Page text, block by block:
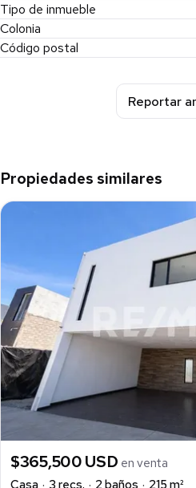
Tipo de inmueble
Colonia
Código postal
Reportar
Propiedades similares
$365,500 USD en venta
Casa
3 recs. 2 baños 215 m²